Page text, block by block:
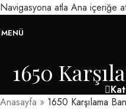
Navigasyona atla Ana içeriğe
MENÜ
1650
Anasayfa » 1650 Karşılama